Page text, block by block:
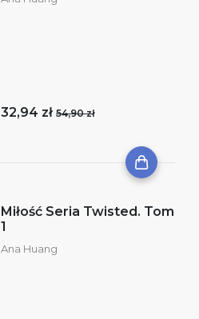
32,94 zł 54,90 zł
Miłość Seria Twisted. Tom
1
Ana Huang